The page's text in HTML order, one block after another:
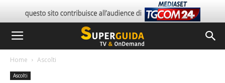
Home Ascolti
Ascolti